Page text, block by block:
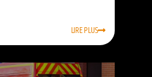
LIRE PLUS